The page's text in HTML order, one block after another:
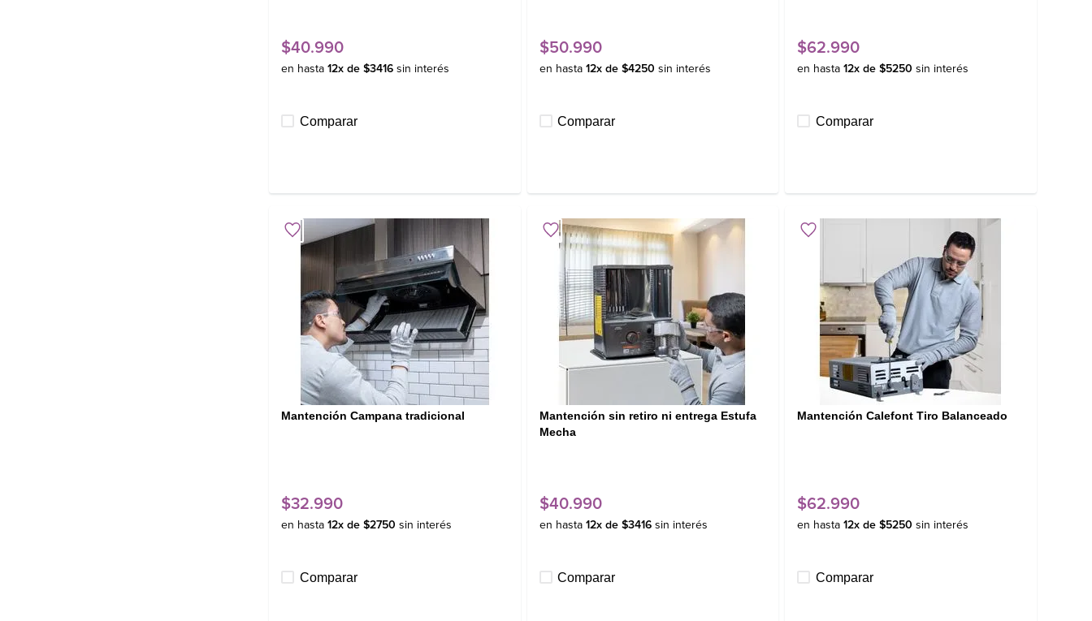
$40.990
en hasta 12x de $3416 sin interés
Comparar
$50.990
en hasta 12x de $4250 sin interés
Comparar
$62.990
en hasta 12x de $5250 sin interés
Comparar
Mantención Campana tradicional
$32.990
en hasta 12x de $2750 sin interés
Comparar
Mantención sin retiro ni entrega Estufa
Mecha
$40.990
en hasta 12x de $3416 sin interés
Comparar
Mantención Calefont Tiro Balanceado
$62.990
en hasta 12x de $5250 sin interés
Comparar